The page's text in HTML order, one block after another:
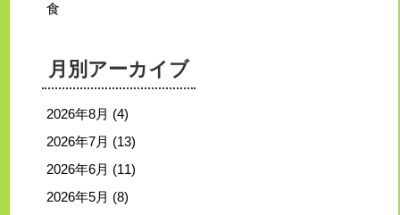
食
月別アーカイブ
2026年8月 (4)
2026年7月 (13)
2026年6月 (11)
2026年5月 (8)